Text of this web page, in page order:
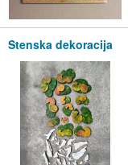
Stenska dekoracija